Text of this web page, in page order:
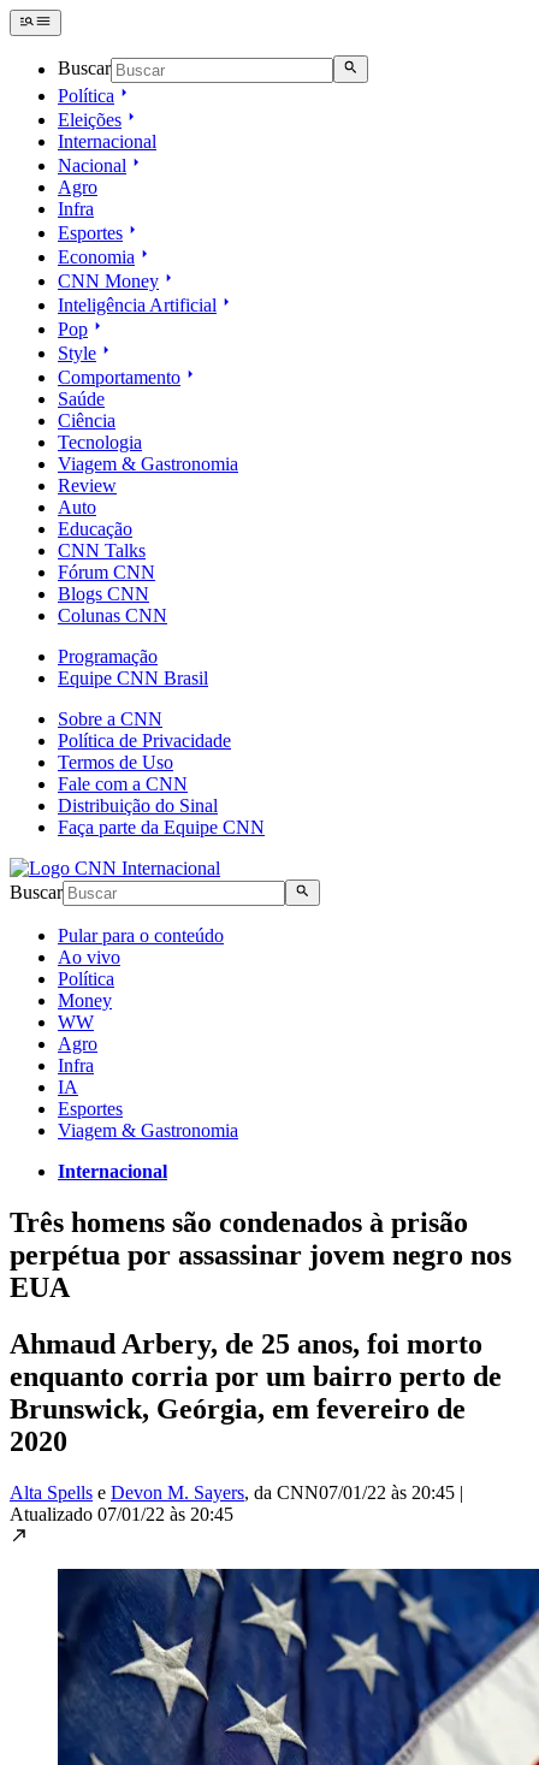
Buscar
Política
Eleições
Internacional
Nacional
Agro
Infra
Esportes
Economia
CNN Money
Inteligência Artificial
Pop
Style
Comportamento
Saúde
Ciência
Tecnologia
Viagem & Gastronomia
Review
Auto
Educação
CNN Talks
Fórum CNN
Blogs CNN
Colunas CNN
Programação
Equipe CNN Brasil
Sobre a CNN
Política de Privacidade
Termos de Uso
Fale com a CNN
Distribuição do Sinal
Faça parte da Equipe CNN
Buscar
Pular para o conteúdo
Ao vivo
Política
Money
WW
Agro
Infra
IA
Esportes
Viagem & Gastronomia
Internacional
Três homens são condenados à prisão
perpétua por assassinar jovem negro nos
EUA
Ahmaud Arbery, de 25 anos, foi morto
enquanto corria por um bairro perto de
Brunswick, Geórgia, em fevereiro de
2020
Alta Spells e Devon M. Sayers, da CNN07/01/22 às 20:45 |
Atualizado 07/01/22 às 20:45